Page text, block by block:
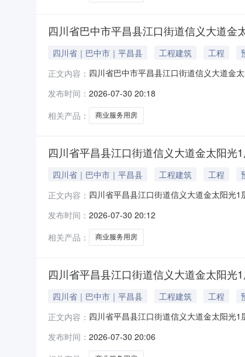
四川省巴中市平昌县江口街道信义大道金
四川省｜巴中市｜平昌县 工程建筑 工程
正文内容： 四川省巴中市平昌县江口街道信义大道金
1923执585号法院查封情况已查封抵押登
同）1-51层1
发布时间： 2026-07-30 20:18
相关产品：
商业服务用房
四川省平昌县江口街道信义大道金太阳光
四川省｜巴中市｜平昌县 工程建筑 工程
正文内容： 四川省平昌县江口街道信义大道金太阳光
号法院查封情况已查封抵押登记情况有抵
81层118
发布时间： 2026-07-30 20:12
相关产品：
商业服务用房
四川省平昌县江口街道信义大道金太阳光
四川省｜巴中市｜平昌县 工程建筑 工程
正文内容： 四川省平昌县江口街道信义大道金太阳光
号法院查封情况已查封抵押登记情况有抵
414.4
发布时间： 2026-07-30 20:06